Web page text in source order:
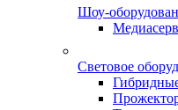
Шоу-
Световое